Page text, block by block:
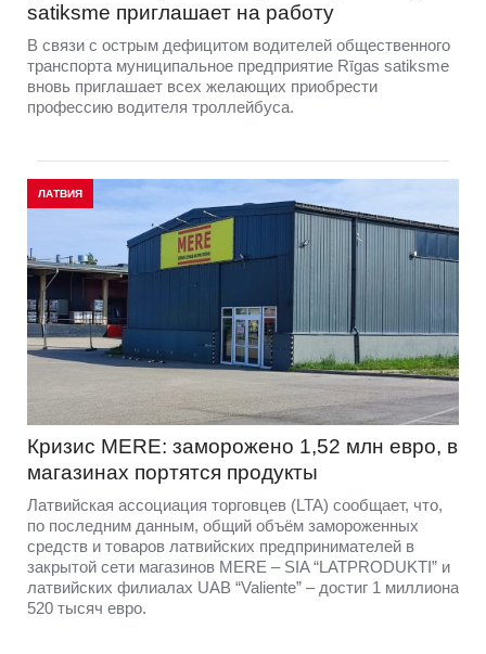
satiksme приглашает на работу
В связи с острым дефицитом водителей общественного
транспорта муниципальное предприятие Rīgas satiksme
вновь приглашает всех желающих приобрести
профессию водителя троллейбуса.
ЛАТВИЯ
Кризис MERE: заморожено 1,52 млн евро, в
магазинах портятся продукты
Латвийская ассоциация торговцев (LTA) сообщает, что,
по последним данным, общий объём замороженных
средств и товаров латвийских предпринимателей в
закрытой сети магазинов MERE – SIA “LATPRODUKTI” и
латвийских филиалах UAB “Valiente” – достиг 1 миллиона
520 тысяч евро.